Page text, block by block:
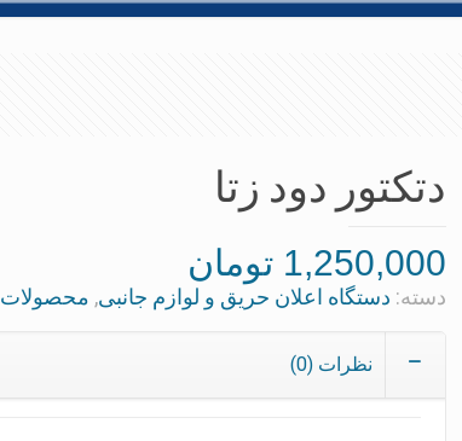
دتكتور دود زتا
1,250,000 تومان
دسته: دستگاه اعلان حريق و لوازم جانبی, محصولات
نظرات (0)